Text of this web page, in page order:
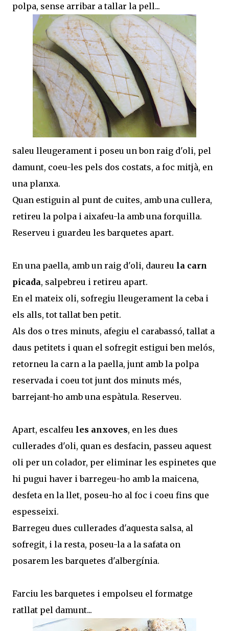
polpa, sense arribar a tallar la pell...
saleu lleugerament i poseu un bon raig d'oli, pel
damunt, coeu-les pels dos costats, a foc mitjà, en
una planxa.
Quan estiguin al punt de cuites, amb una cullera,
retireu la polpa i aixafeu-la amb una forquilla.
Reserveu i guardeu les barquetes apart.
En una paella, amb un raig d'oli, daureu la carn
picada, salpebreu i retireu apart.
En el mateix oli, sofregiu lleugerament la ceba i
els alls, tot tallat ben petit.
Als dos o tres minuts, afegiu el carabassó, tallat a
daus petitets i quan el sofregit estigui ben melós,
retorneu la carn a la paella, junt amb la polpa
reservada i coeu tot junt dos minuts més,
barrejant-ho amb una espàtula. Reserveu.
Apart, escalfeu les anxoves, en les dues
cullerades d'oli, quan es desfacin, passeu aquest
oli per un colador, per eliminar les espinetes que
hi pugui haver i barregeu-ho amb la maicena,
desfeta en la llet, poseu-ho al foc i coeu fins que
espesseixi.
Barregeu dues cullerades d'aquesta salsa, al
sofregit, i la resta, poseu-la a la safata on
posarem les barquetes d'albergínia.
Farciu les barquetes i empolseu el formatge
ratllat pel damunt...